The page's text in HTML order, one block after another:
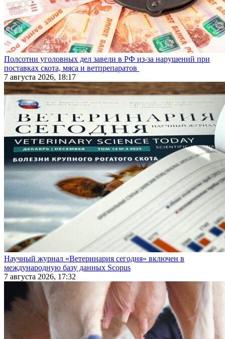
Полсотни уголовных дел завели в РФ из-за нарушений при
поставках скота, мяса и ветпрепаратов
7 августа 2026, 18:17
Научный журнал «Ветеринария сегодня» включен в
международную базу данных Scopus
7 августа 2026, 17:32